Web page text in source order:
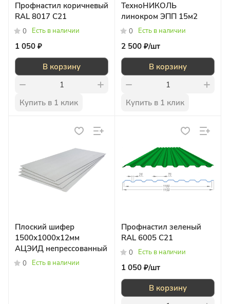
Профнастил коричневый
RAL 8017 С21
0 Есть в наличии
1 050 ₽
В корзину
Купить в 1 клик
ТехноНИКОЛЬ
линокром ЭПП 15м2
0 Есть в наличии
2 500 ₽/шт
В корзину
Купить в 1 клик
Плоский шифер
1500х1000х12мм
АЦЭИД непрессованный
0 Есть в наличии
Профнастил зеленый
RAL 6005 С21
0 Есть в наличии
1 050 ₽/шт
В корзину